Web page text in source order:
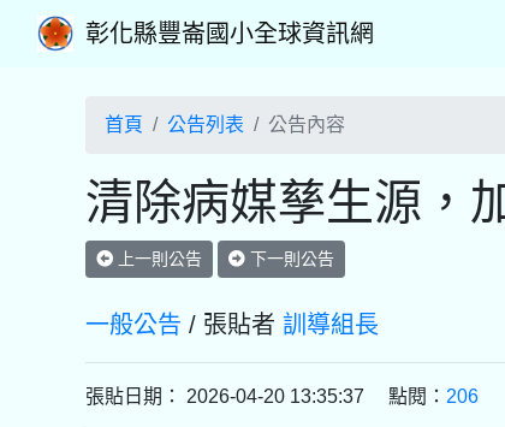
彰化縣豐崙國小全球資訊網
首頁 公告列表 公告內容
清除病媒孳生源，
上一則公告 下一則公告
一般公告 / 張貼者 訓導組長
張貼日期： 2026-04-20 13:35:37 點閱： 206